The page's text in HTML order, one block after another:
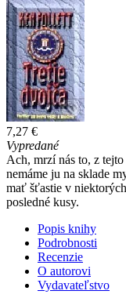
7,27 €
Vypredané
Ach, mrzí nás to, z
nemáme ju na sklade
mať šťastie v
posledné kusy.
Popis knihy
Podrobnosti
Recenzie
O autorovi
Vydavateľstvo